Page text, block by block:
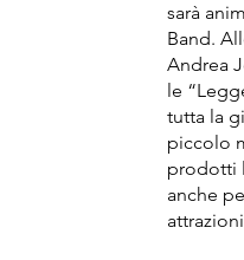
sarà
Band.
Andrea
le
tutta la
piccolo
prodotti
anche